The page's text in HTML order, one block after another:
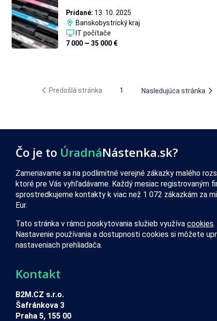
Pridané: 13. 10. 2025
Banskobystrický kraj
IT počítače
7 000 — 35 000 €
Predošlá stránka 1 Nasledujúca stránka
Čo je to ÚradnáNástenka.sk?
Zameriavame sa na podlimitné verejné zákazky malého
ktoré pre Vás vyhľadávame. Každý mesiac registrovaným
sprostredkujeme kontakty k viac než 1 072 zákazkám za
Eur.
Tato stránka v rámci poskytovania služieb využíva cookies.
Nastavenie používania a dostupnosti cookies si môžete
nastaveniach prehliadača.
Kontakt
B2M.CZ s.r.o.
Šafránkova 3
Praha 5, 155 00